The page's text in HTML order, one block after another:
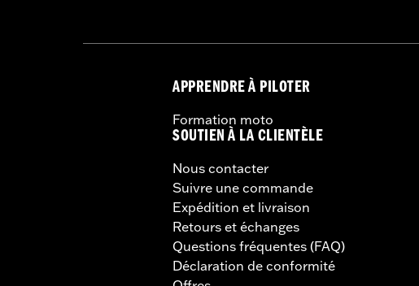
APPRENDRE À PILOTER
Formation moto
SOUTIEN À LA CLIENTÈLE
Nous contacter
Suivre une commande
Expédition et livraison
Retours et échanges
Questions fréquentes (FAQ)
Déclaration de conformité